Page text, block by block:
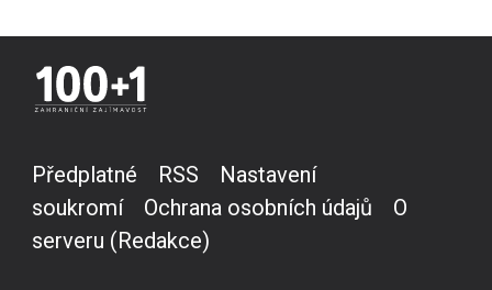
Předplatné RSS
Nastavení
soukromí
Ochrana osobních údajů
O
serveru (Redakce)